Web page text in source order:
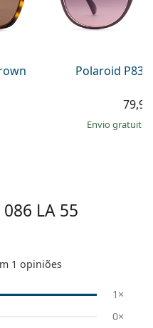
Polaroid
Envio gratuito
LA 55
1 opiniões
1×
0×